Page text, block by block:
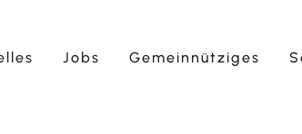
Jobs Gemeinnütziges